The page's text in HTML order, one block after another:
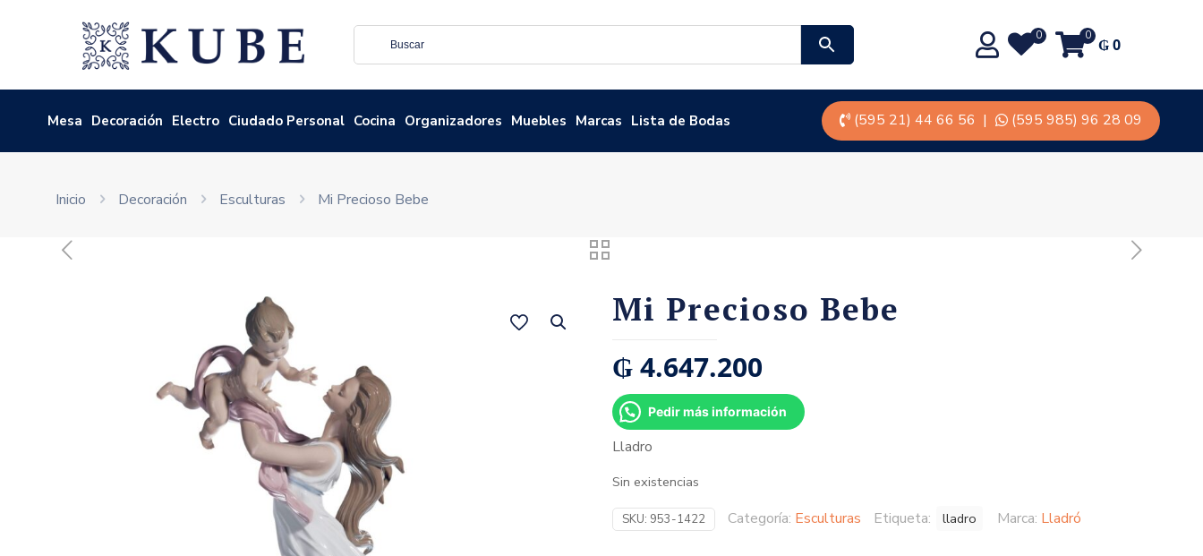
0 0 ₲0
Mesa Decoración Electro Ciudado Personal Cocina Organizadores Muebles Marcas Lista de Bodas (595 21) 44 66 56 | (595 985) 96 28 09
Inicio Decoración Esculturas Mi Precioso Bebe
Mi Precioso Bebe
₲4.647.200
Pedir más información
Lladro
Sin existencias
SKU: 953-1422 Categoría: Esculturas Etiqueta: lladro Marca: Lladró